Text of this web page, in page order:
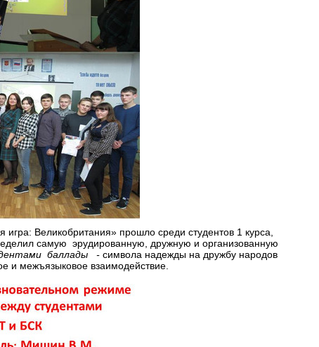
Великобритания» прошло среди студентов 1 курса,
самую эрудированную, дружную и организованную
баллады -символа надежды на дружбу народов
и межъязыковое взаимодействие.